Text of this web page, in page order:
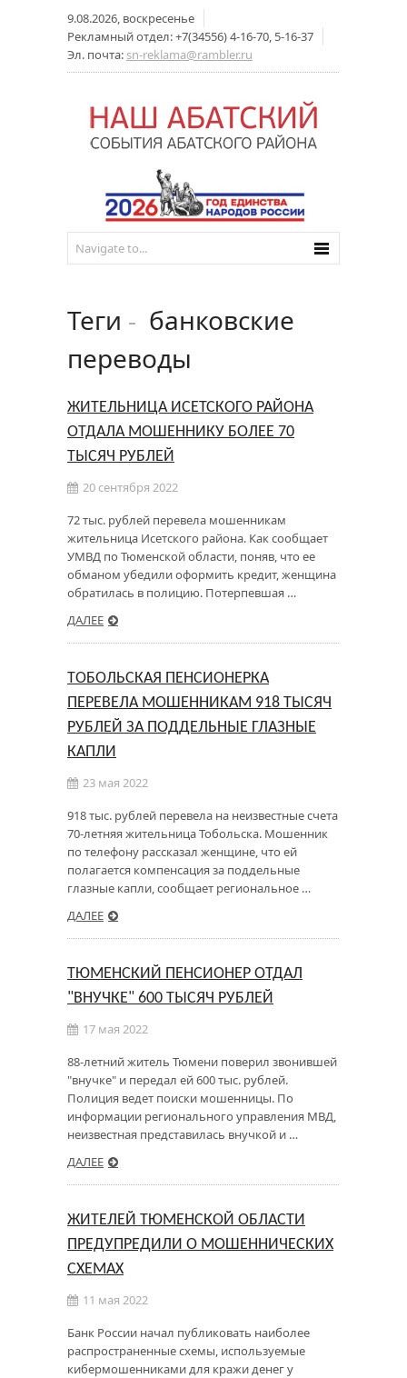
9.08.2026, воскресенье
Рекламный отдел: +7(34556) 4-16-70, 5-16-37
Эл. почта: sn-reklama@rambler.ru
Теги - банковские
переводы
ЖИТЕЛЬНИЦА ИСЕТСКОГО РАЙОНА
ОТДАЛА МОШЕННИКУ БОЛЕЕ 70
ТЫСЯЧ РУБЛЕЙ
20 сентября 2022
72 тыс. рублей перевела мошенникам
жительница Исетского района. Как сообщает
УМВД по Тюменской области, поняв, что ее
обманом убедили оформить кредит, женщина
обратилась в полицию. Потерпевшая …
ДАЛЕЕ
ТОБОЛЬСКАЯ ПЕНСИОНЕРКА
ПЕРЕВЕЛА МОШЕННИКАМ 918 ТЫСЯЧ
РУБЛЕЙ ЗА ПОДДЕЛЬНЫЕ ГЛАЗНЫЕ
КАПЛИ
23 мая 2022
918 тыс. рублей перевела на неизвестные счета
70-летняя жительница Тобольска. Мошенник
по телефону рассказал женщине, что ей
полагается компенсация за поддельные
глазные капли, сообщает региональное …
ДАЛЕЕ
ТЮМЕНСКИЙ ПЕНСИОНЕР ОТДАЛ
"ВНУЧКЕ" 600 ТЫСЯЧ РУБЛЕЙ
17 мая 2022
88-летний житель Тюмени поверил звонившей
"внучке" и передал ей 600 тыс. рублей.
Полиция ведет поиски мошенницы. По
информации регионального управления МВД,
неизвестная представилась внучкой и …
ДАЛЕЕ
ЖИТЕЛЕЙ ТЮМЕНСКОЙ ОБЛАСТИ
ПРЕДУПРЕДИЛИ О МОШЕННИЧЕСКИХ
СХЕМАХ
11 мая 2022
Банк России начал публиковать наиболее
распространенные схемы, используемые
кибермошенниками для кражи денег у